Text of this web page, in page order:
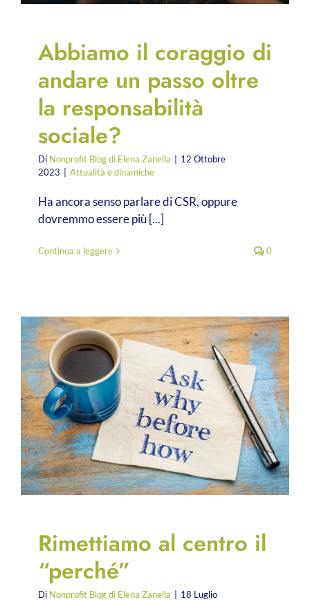
Abbiamo il coraggio di
andare un passo oltre
la responsabilità
sociale?
Di Nonprofit Blog di Elena Zanella
12 Ottobre
2023
Attualità e dinamiche
Ha ancora senso parlare di CSR, oppure
dovremmo essere più [...]
Continua a leggere 0
Rimettiamo al centro il
“perché”
Di Nonprofit Blog di Elena Zanella 18 Luglio